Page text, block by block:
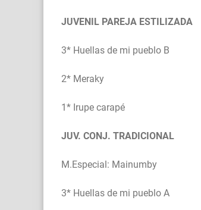
JUVENIL PAREJA ESTILIZADA
3* Huellas de mi pueblo B
2* Meraky
1* Irupe carapé
JUV. CONJ. TRADICIONAL
M.Especial: Mainumby
3* Huellas de mi pueblo A